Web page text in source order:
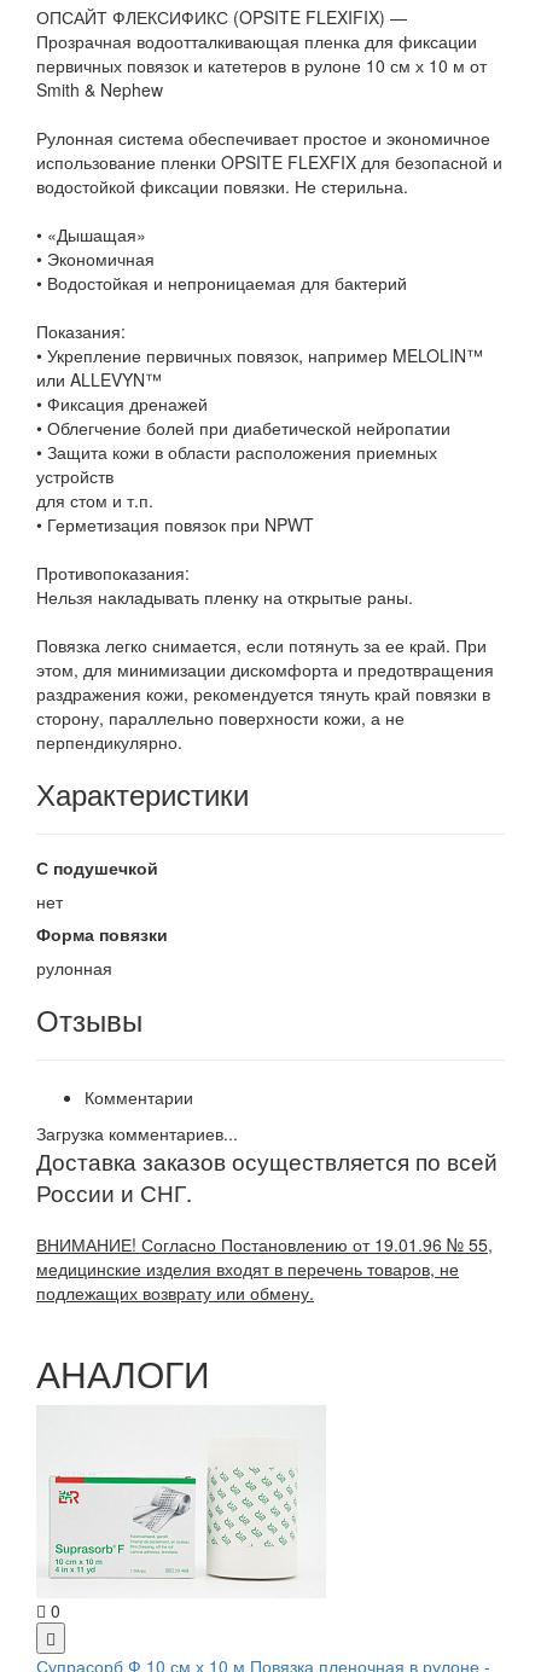
ОПСАЙТ ФЛЕКСИФИКС (OPSITE FLEXIFIX) —
Прозрачная водоотталкивающая пленка для фиксации
первичных повязок и катетеров в рулоне 10 см х 10 м от
Smith & Nephew
Рулонная система обеспечивает простое и экономичное
использование пленки OPSITE FLEXFIX для безопасной и
водостойкой фиксации повязки. Не стерильна.
• «Дышащая»
• Экономичная
• Водостойкая и непроницаемая для бактерий
Показания:
• Укрепление первичных повязок, например MELOLIN™
или ALLEVYN™
• Фиксация дренажей
• Облегчение болей при диабетической нейропатии
• Защита кожи в области расположения приемных
устройств
для стом и т.п.
• Герметизация повязок при NPWT
Противопоказания:
Нельзя накладывать пленку на открытые раны.
Повязка легко снимается, если потянуть за ее край. При
этом, для минимизации дискомфорта и предотвращения
раздражения кожи, рекомендуется тянуть край повязки в
сторону, параллельно поверхности кожи, а не
перпендикулярно.
Характеристики
С подушечкой
нет
Форма повязки
рулонная
Отзывы
Комментарии
Загрузка комментариев...
Доставка заказов осуществляется по всей
России и СНГ.
ВНИМАНИЕ! Согласно Постановлению от 19.01.96 № 55,
медицинские изделия входят в перечень товаров, не
подлежащих возврату или обмену.
АНАЛОГИ
0
Супрасорб Ф 10 см х 10 м Повязка пленочная в рулоне -